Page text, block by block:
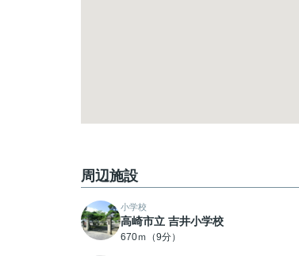
周辺施設
小学校
高崎市立 吉井小学校
670ｍ（9分）